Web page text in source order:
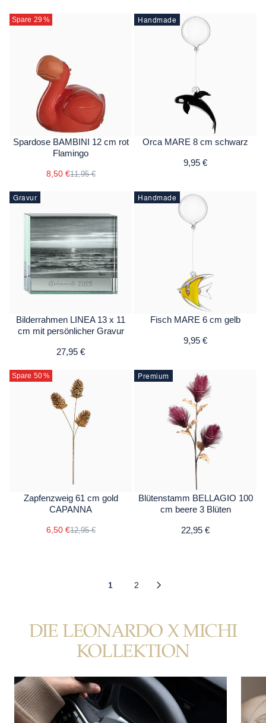
Spare 29 %
Spardose BAMBINI 12 cm rot
Flamingo
8,50 €11,95 €
Handmade
Orca MARE 8 cm schwarz
9,95 €
Gravur
Bilderrahmen LINEA 13 x 11
cm mit persönlicher Gravur
27,95 €
Handmade
Fisch MARE 6 cm gelb
9,95 €
Spare 50%
Zapfenzweig 61 cm gold
CAPANNA
6,50 €12,95 €
Premium
Blütenstamm BELLAGIO 100
cm beere 3 Blüten
22,95 €
1 2
DIE LEONARDO X MICHI
KOLLEKTION